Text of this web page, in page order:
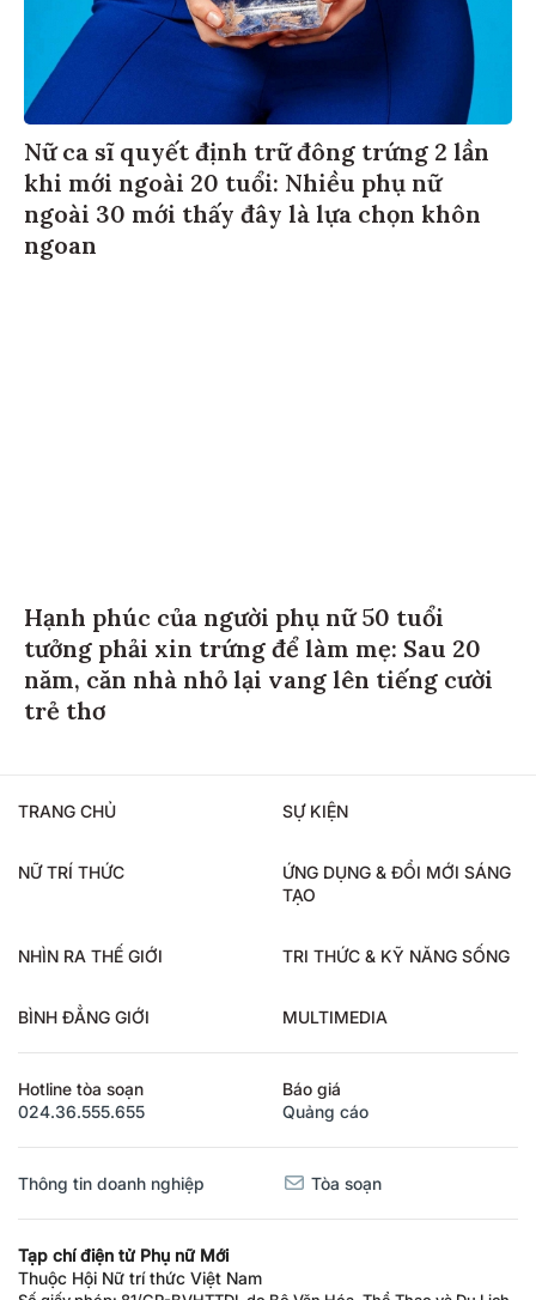
Nữ ca sĩ quyết định trữ đông trứng 2 lần
khi mới ngoài 20 tuổi: Nhiều phụ nữ
ngoài 30 mới thấy đây là lựa chọn khôn
ngoan
Hạnh phúc của người phụ nữ 50 tuổi
tưởng phải xin trứng để làm mẹ: Sau 20
năm, căn nhà nhỏ lại vang lên tiếng cười
trẻ thơ
TRANG CHỦ SỰ KIỆN
NỮ TRÍ THỨC
ỨNG DỤNG & ĐỔI MỚI SÁNG
TẠO
NHÌN RA THẾ GIỚI TRI THỨC & KỸ NĂNG SỐNG
BÌNH ĐẲNG GIỚI MULTIMEDIA
Hotline tòa soạn
024.36.555.655
Báo giá
Quảng cáo
Thông tin doanh nghiệp Tòa soạn
Tạp chí điện tử Phụ nữ Mới
Thuộc Hội Nữ trí thức Việt Nam